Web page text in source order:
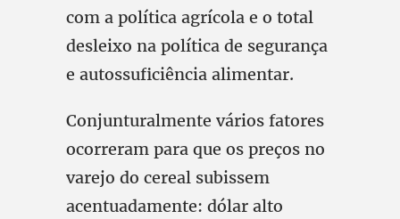
com a política agrícola e o total
desleixo na política de segurança
e autossuficiência alimentar.
Conjunturalmente vários fatores
ocorreram para que os preços no
varejo do cereal subissem
acentuadamente: dólar alto